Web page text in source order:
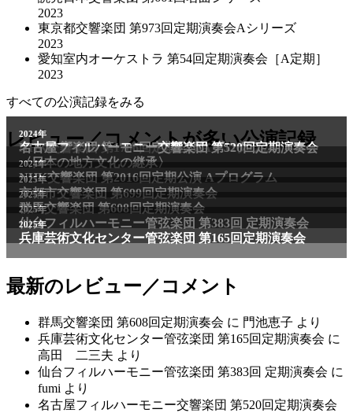
2023
東京都交響楽団 第973回定期演奏会Aシリーズ
2023
愛知室内オーケストラ 第54回定期演奏会［A定期］
2023
すべての公演記録をみる
レビュー／コメントが多い公演記録
2011年
NHK交響楽団 第1706回定期公演Aプログラム
2024年
名古屋フィルハーモニー交響楽団 第520回定期演奏会
〈日本の地方文化の継承〉
2024年
NHK交響楽団 第2016回定期公演 Aプログラム
2025年
京都市交響楽団 第699回定期演奏会
2025年
群馬交響楽団 第608回定期演奏会
2025年
仙台フィルハーモニー管弦楽団 第383回 定期演奏会
2025年
兵庫芸術文化センター管弦楽団 第165回定期演奏会
最新のレビュー／コメント
群馬交響楽団 第608回定期演奏会 に 門池恵子 より
兵庫芸術文化センター管弦楽団 第165回定期演奏会 に
高田 二三夫 より
仙台フィルハーモニー管弦楽団 第383回 定期演奏会 に
fumi より
名古屋フィルハーモニー交響楽団 第520回定期演奏会